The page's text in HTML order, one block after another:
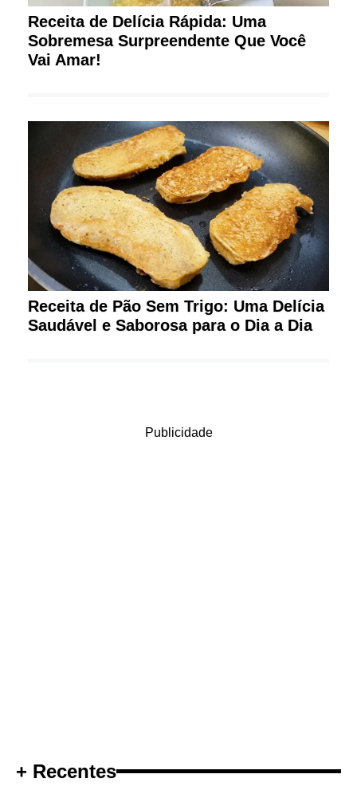
Receita de Delícia Rápida: Uma
Sobremesa Surpreendente Que Você
Vai Amar!
Receita de Pão Sem Trigo: Uma Delícia
Saudável e Saborosa para o Dia a Dia
Publicidade
+ Recentes